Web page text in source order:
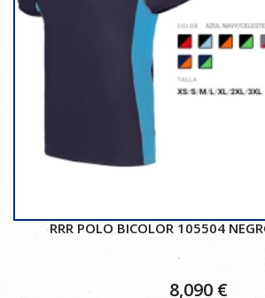
RRR POLO BICOLOR 105504
8,090 €